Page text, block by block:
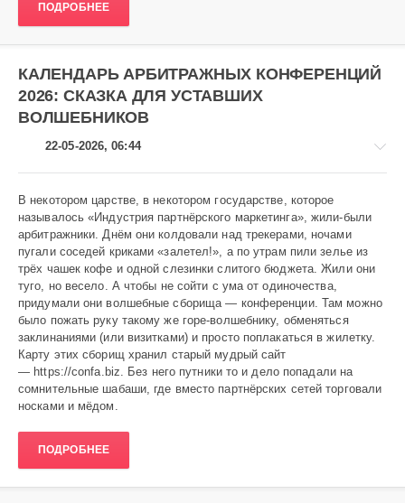
ПОДРОБНЕЕ
КАЛЕНДАРЬ АРБИТРАЖНЫХ КОНФЕРЕНЦИЙ
2026: СКАЗКА ДЛЯ УСТАВШИХ
ВОЛШЕБНИКОВ
22-05-2026, 06:44
Аниме
Heavy
175
0
В некотором царстве, в некотором государстве, которое
называлось «Индустрия партнёрского маркетинга», жили-были
арбитражники. Днём они колдовали над трекерами, ночами
пугали соседей криками «залетел!», а по утрам пили зелье из
трёх чашек кофе и одной слезинки слитого бюджета. Жили они
туго, но весело. А чтобы не сойти с ума от одиночества,
придумали они волшебные сборища — конференции. Там можно
было пожать руку такому же горе-волшебнику, обменяться
заклинаниями (или визитками) и просто поплакаться в жилетку.
Карту этих сборищ хранил старый мудрый сайт
— https://confa.biz . Без него путники то и дело попадали на
сомнительные шабаши, где вместо партнёрских сетей торговали
носками и мёдом.
ПОДРОБНЕЕ